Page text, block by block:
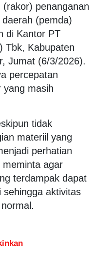
penanganan
(pemda)
di Kantor PT
Tbk, Kabupaten
Jumat (6/3/2026).
percepatan
yang masih
tidak
materiil yang
perhatian
agar
terdampak dapat
sehingga aktivitas